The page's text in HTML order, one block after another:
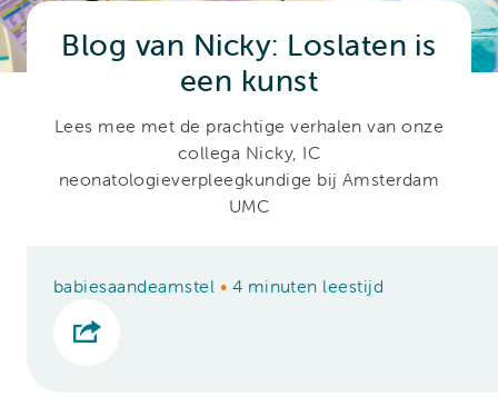
Blog van Nicky: Loslaten is
een kunst
Lees mee met de prachtige verhalen van onze
collega Nicky, IC
neonatologieverpleegkundige bij Amsterdam
UMC
babiesaandeamstel • 4 minuten leestijd